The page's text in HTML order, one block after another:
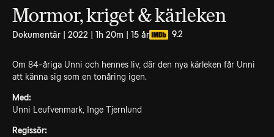
Mormor, kriget & kärleken
Dokumentär | 2022 | 1h 20m | 15 år 9.2
Om 84-åriga Unni och hennes liv, där den nya kärleken får Unni
att känna sig som en tonåring igen.
Med:
Unni Leufvenmark, Inge Tjernlund
Regissör: